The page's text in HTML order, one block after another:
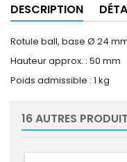
DESCRIPTION
Rotule ball, base Ø 24
Hauteur approx. : 50 mm
Poids admissible : 1 kg
16 AUTRES